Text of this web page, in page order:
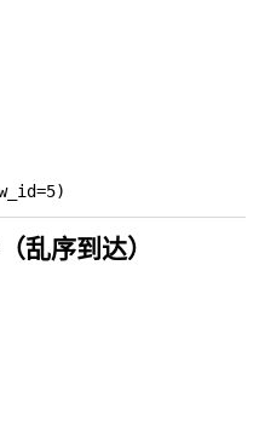
乱序到达）